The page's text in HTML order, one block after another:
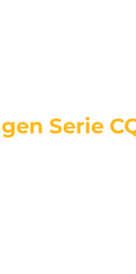
Serie